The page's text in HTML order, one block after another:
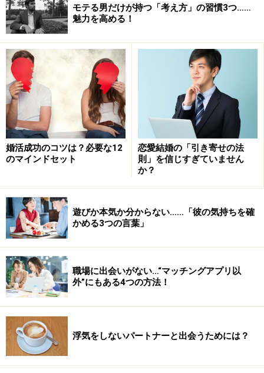
モテる男は自分の仕事について、「100%」の責任を感じ
ます。なぜなら、人は取ろうとした責任の分だけパワー
をする人と、「100%」の仕事をする人。どちらの方が魅
力的でしょうか？ モテる男はこの心の作用について、理
解しています。
部下がミスを起こしたとしても、それは「100%」自分の
責任だとして、フォローをします。悩みがあれば、それ
は自分の悩みとして、解決するまでとことん一緒に悩み
「でも責任を背負うと、その分だけ怒られないか不安だ
なぁ」。そう思う人は、安心してください
とに、責任は取ろうとした分だけ、怒られることに対す
る不安が心から消えていきます。
したときにどうなるか？」というネガティブな気持ちに
向き合うことで、覚悟ができるからでしょう。
この心の作用は、仕事だけでなくプライベートや人生全
般に使えます。あなたは仕事を含めて、自分の人生にど
れだけ責任を取ろうと思いますか？
モテる男だけが持つ「考え方」の習慣3つ……
魅力を高める！
婚活成功のコツは？必要な12
のマインドセット
恋愛結婚の「引き寄せの法
則」を信じすぎていません
か？
遊びか本気か分からない……「彼の気持ちを確
かめる3つの言葉」
職場に出会いがない…“マッチングアプリ以
外”にもある4つの方法！
浮気をしないパートナーと出会うためには？